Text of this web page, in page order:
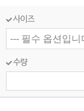
사이즈
수량